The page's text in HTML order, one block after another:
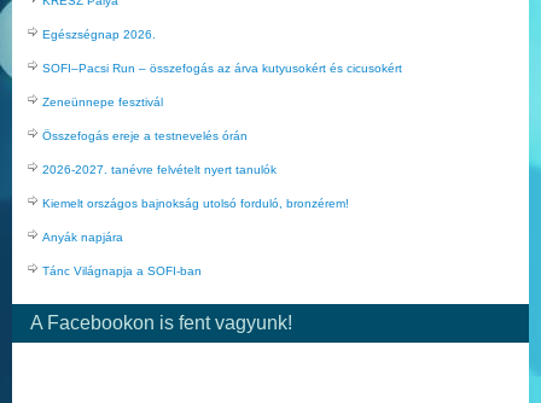
Egészségnap 2026.
SOFI–Pacsi Run – összefogás az árva kutyusokért és cicusokért
Zeneünnepe fesztivál
Összefogás ereje a testnevelés órán
2026-2027. tanévre felvételt nyert tanulók
Kiemelt országos bajnokság utolsó forduló, bronzérem!
Anyák napjára
Tánc Világnapja a SOFI-ban
A Facebookon is fent vagyunk!